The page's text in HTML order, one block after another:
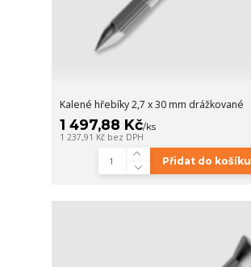
Kalené hřebíky 2,7 x 30 mm drážkované
1 497,88 Kč/ks
1 237,91 Kč bez DPH
Přidat do košíku